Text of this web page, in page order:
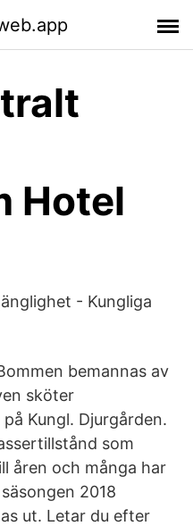
Hotel
- Kungliga
bemannas av
sköter
Kungl. Djurgården.
som
åren och många har
2018
ut. Letar du efter